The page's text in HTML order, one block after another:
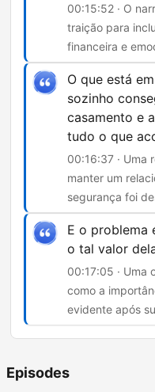
00:15:52 · O
traição para
financeira e
O que está
sozinho
casamento e
tudo o que
00:16:37 · Uma
manter um
segurança foi
E o problema
o tal valor
00:17:05 · Uma
como a
evidente após
Episodes